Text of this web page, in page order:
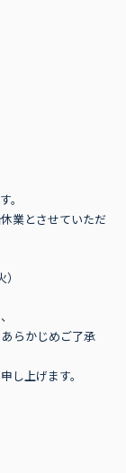
業とさせていただ
らかじめご了承
し上げます。